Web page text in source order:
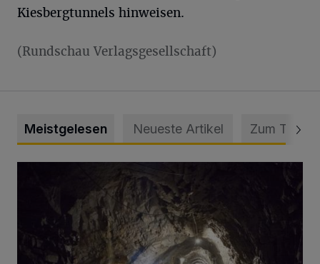
Kiesbergtunnels hinweisen.
(Rundschau Verlagsgesellschaft)
Meistgelesen Neueste Artikel Zum Thema